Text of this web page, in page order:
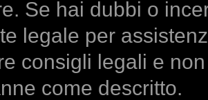
Se hai dubbi o
legale per
consigli legali e
come descritto.